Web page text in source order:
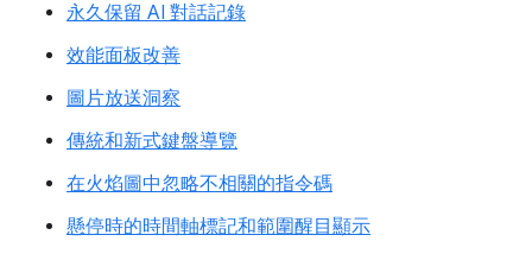
永久保留 AI 對話記錄
效能面板改善
圖片放送洞察
傳統和新式鍵盤導覽
在火焰圖中忽略不相關的指令碼
懸停時的時間軸標記和範圍醒目顯示